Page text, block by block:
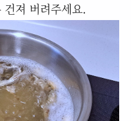
져 버려주세요.